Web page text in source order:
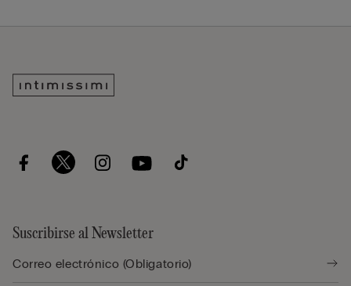
Suscribirse al Newsletter